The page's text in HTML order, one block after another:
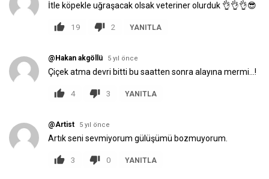
İtle köpekle uğraşacak olsak veteriner olurduk 👌👌👌😎
19 2 YANITLA
@Hakan akgöllü 5 yıl önce
Çiçek atma devri bitti bu saatten sonra alayına mermi...!
4 3 YANITLA
@Artist 5 yıl önce
Artık seni sevmiyorum gülüşümü bozmuyorum.
3 0 YANITLA